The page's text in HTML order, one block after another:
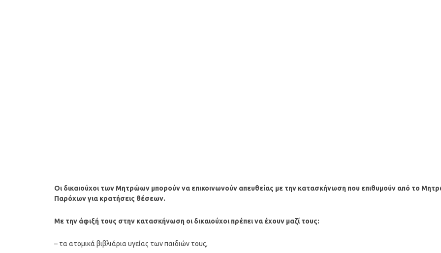
Οι δικαιούχοι των Μητρώων μπορούν να επικοινωνούν απευθείας με την κατασκήνωση που επιθυμούν από το
Παρόχων για κρατήσεις θέσεων.
Με την άφιξή τους στην κατασκήνωση οι δικαιούχοι πρέπει να έχουν μαζί τους:
– τα ατομικά βιβλιάρια υγείας των παιδιών τους,